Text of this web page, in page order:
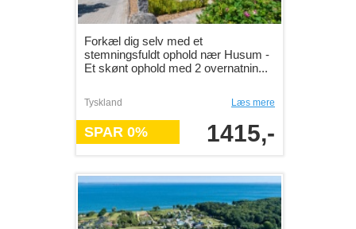
Forkæl dig selv med et
stemningsfuldt ophold nær Husum -
Et skønt ophold med 2 overnatnin...
Tyskland Læs mere
SPAR 0% 1415,-